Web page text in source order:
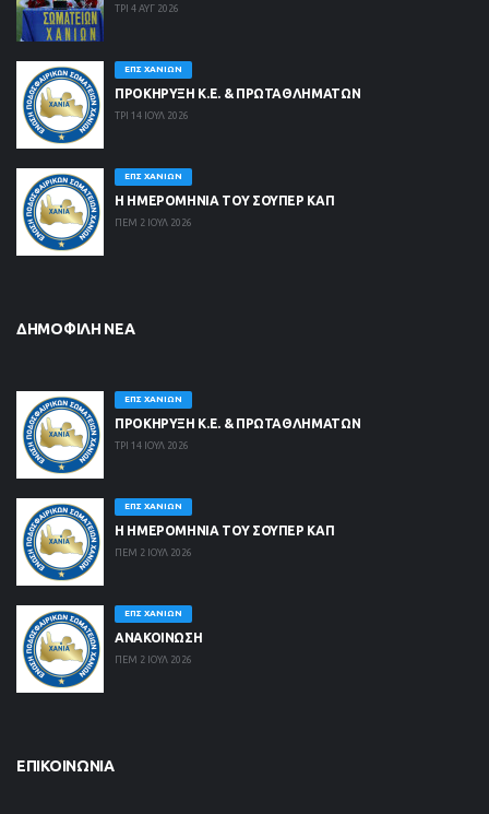
ΤΡΙ 4 ΑΥΓ 2026
ΕΠΣ ΧΑΝΊΩΝ
ΠΡΟΚΗΡΥΞΗ Κ.Ε. & ΠΡΩΤΑΘΛΗΜΑΤΩΝ
ΤΡΙ 14 ΙΟΥΛ 2026
ΕΠΣ ΧΑΝΊΩΝ
Η ΗΜΕΡΟΜΗΝΙΑ ΤΟΥ ΣΟΥΠΕΡ ΚΑΠ
ΠΕΜ 2 ΙΟΥΛ 2026
ΔΗΜΟΦΙΛΉ ΝΈΑ
ΕΠΣ ΧΑΝΊΩΝ
ΠΡΟΚΗΡΥΞΗ Κ.Ε. & ΠΡΩΤΑΘΛΗΜΑΤΩΝ
ΤΡΙ 14 ΙΟΥΛ 2026
ΕΠΣ ΧΑΝΊΩΝ
Η ΗΜΕΡΟΜΗΝΙΑ ΤΟΥ ΣΟΥΠΕΡ ΚΑΠ
ΠΕΜ 2 ΙΟΥΛ 2026
ΕΠΣ ΧΑΝΊΩΝ
ΑΝΑΚΟΙΝΩΣΗ
ΠΕΜ 2 ΙΟΥΛ 2026
ΕΠΙΚΟΙΝΩΝΊΑ